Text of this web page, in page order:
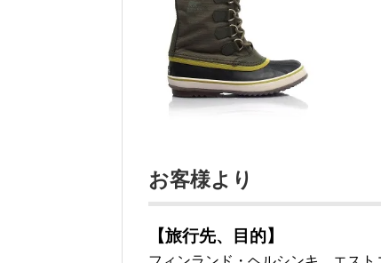
お客様より
【旅行先、目的】